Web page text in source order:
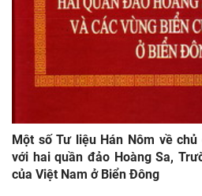
Một số Tư liệu Hán Nôm về
với hai quần đảo Hoàng Sa,
của Việt Nam ở Biển Đông